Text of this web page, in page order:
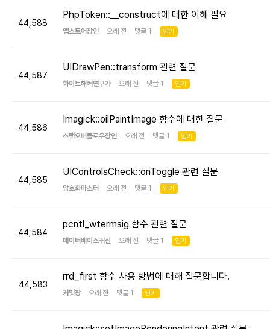
44,588
PhpToken::__construct에 대한 이해 필요
앱스토어장인 오래 전 댓글 1 인기
44,587
UIDrawPen::transform 관련 질문
화이트해커연구가 오래 전 댓글 1 인기
44,586
Imagick::oilPaintImage 함수에 대한 질문
스택오버플로우장인 오래 전 댓글 1 인기
44,585
UIControlsCheck::onToggle 관련 질문
암호화마스터 오래 전 댓글 1 인기
44,584
pcntl_wtermsig 함수 관련 질문
데이터베이스귀신 오래 전 댓글 1 인기
44,583
rrd_first 함수 사용 방법에 대해 질문합니다.
커밋광 오래 전 댓글 1 인기